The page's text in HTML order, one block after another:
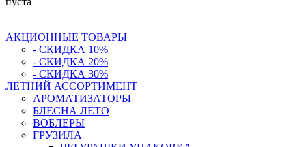
АКЦИОННЫЕ ТОВАРЫ
- СКИДКА 10%
- СКИДКА 20%
- СКИДКА 30%
ЛЕТНИЙ АССОРТИМЕНТ
АРОМАТИЗАТОРЫ
БЛЕСНА ЛЕТО
ВОБЛЕРЫ
ГРУЗИЛА